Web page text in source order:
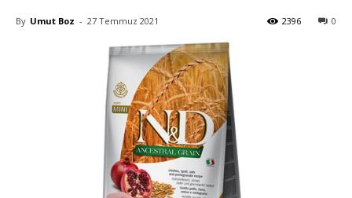
By Umut Boz - 27 Temmuz 2021 0
2396